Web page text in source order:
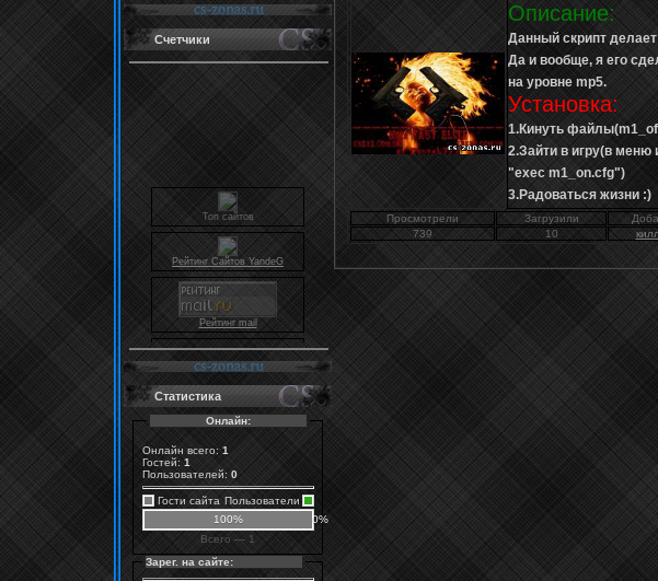
Счетчики
Топ сайтов
Рейтинг Сайтов YandeG
Рейтинг mail
Rambler's Top100
Статистика
Онлайн:
Онлайн всего:1
Гостей: 1
Пользователей: 0
Пользователи
Гости сайта
100%
0%
Всего — 1
Зарег. на сайте:
Описание:
Данный скрипт
Да и вообще, я его
на уровне mp5.
Установка:
1.Кинуть
2.Зайти в игру(в
"exec m1_on.cfg")
3.Радоваться жизни :)
Просмотрели Загрузили
739
10